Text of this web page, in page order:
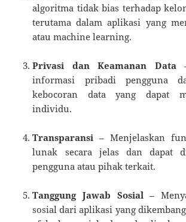
algoritma tidak bias terhadap
terutama dalam aplikasi yang
atau machine learning.
Privasi dan Keamanan Data
informasi pribadi pengguna
kebocoran data yang dapat
individu.
Transparansi – Menjelaskan
lunak secara jelas dan dapat
pengguna atau pihak terkait.
Tanggung Jawab Sosial –
sosial dari aplikasi yang